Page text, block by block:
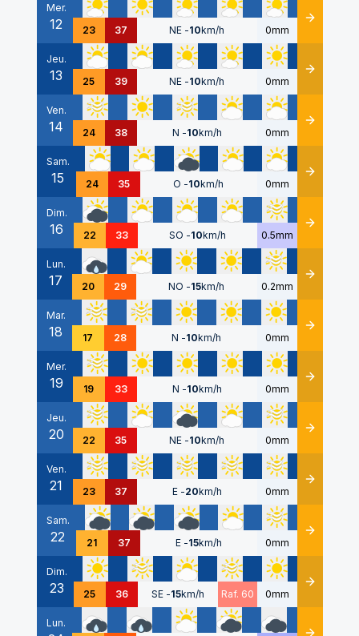
Mer.
12 23 37 NE -10km/h 0mm Détails
Jeu.
13 25 39 NE -10km/h 0mm Détails
Ven.
14 24 38 N -10km/h 0mm Détails
Sam.
15 24 35 O -10km/h 0mm Détails
Dim.
16 22 33 SO -10km/h 0.5mm Détails
Lun.
17 20 29 NO -15km/h 0.2mm Détails
Mar.
18 17 28 N -10km/h 0mm Détails
Mer.
19 19 33 N -10km/h 0mm Détails
Jeu.
20 22 35 NE -10km/h 0mm Détails
Ven.
21 23 37 E -20km/h 0mm Détails
Sam.
22 21 37 E -15km/h 0mm Détails
Dim.
23 25 36 SE -15km/h Raf. 60 0mm Détails
Lun.